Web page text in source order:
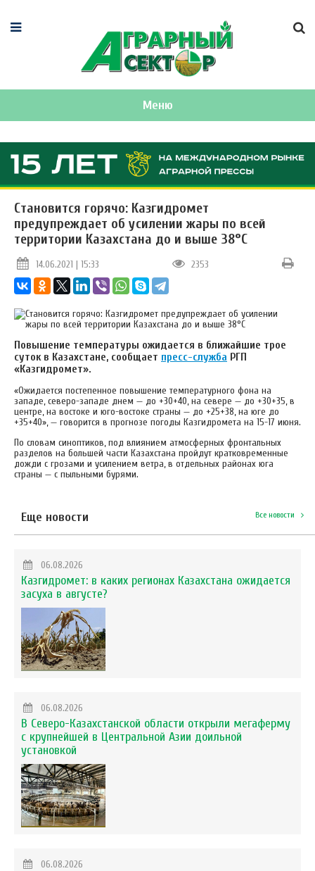
Меню
Становится горячо: Казгидромет
предупреждает об усилении жары по всей
территории Казахстана до и выше 38°C
14.06.2021 | 15:33 2353
Повышение температуры ожидается в ближайшие трое
суток в Казахстане, сообщает пресс-служба РГП
«Казгидромет».
«Ожидается постепенное повышение температурного фона на
западе, северо-западе днем — до +30+40, на севере — до +30+35, в
центре, на востоке и юго-востоке страны — до +25+38, на юге до
+35+40», — говорится в прогнозе погоды Казгидромета на 15-17 июня.
По словам синоптиков, под влиянием атмосферных фронтальных
разделов на большей части Казахстана пройдут кратковременные
дожди с грозами и усилением ветра, в отдельных районах юга
страны — с пыльными бурями.
Еще новости Все новости
06.08.2026
Казгидромет: в каких регионах Казахстана ожидается
засуха в августе?
06.08.2026
В Северо-Казахстанской области открыли мегаферму
с крупнейшей в Центральной Азии доильной
установкой
06.08.2026